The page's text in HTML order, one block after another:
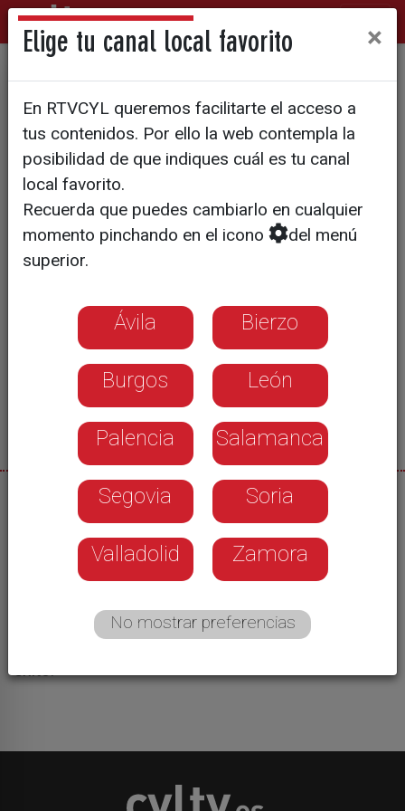
Poco uso en los primeros
contenedores marrones que
llegan a la provincia
21/01/2026
Los contenedores para materia orgánica llegan a
los primeros pueblos de la provincia. Son cuatro
los municipios de la Mancomunidad de la Atalaya
los que han iniciado la recogida selectiva de
estos residuos: Palazuelos, San Cristóbal, La
éxito.
Elige tu canal local favorito ×
En RTVCYL queremos facilitarte el acceso a
tus contenidos. Por ello la web contempla la
posibilidad de que indiques cuál es tu canal
local favorito.
Recuerda que puedes cambiarlo en cualquier
momento pinchando en el icono
del menú
superior.
Ávila Bierzo
Burgos León
Palencia Salamanca
Segovia Soria
Valladolid Zamora
No mostrar preferencias